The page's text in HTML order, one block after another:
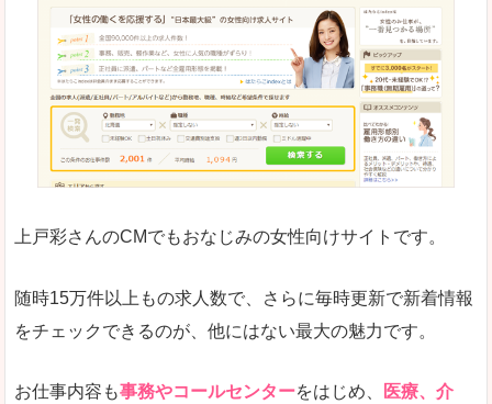
はじめての転職についてのお役立ち情報が満載で
悪いところ
求人の掲載が少し見づらい印象があります。求人
給与が見た目ですぐにわからないことが多いです
詳しい説明 サイト内の検索の人気ワードで英語や中国語など
人気度 普通のマイナビの方を使っている方が多く、女
さまざまな検索機能が充実しており、条件面やこ
ただし、求人情報が少し見づらいです。
上戸彩さんのCMでもおなじみの女性向けサイトです。
随時15万件以上もの求人数で、さらに毎時更新で新着情報
をチェックできるのが、他にはない最大の魅力です。
お仕事内容も事務やコールセンターをはじめ、
医療、介